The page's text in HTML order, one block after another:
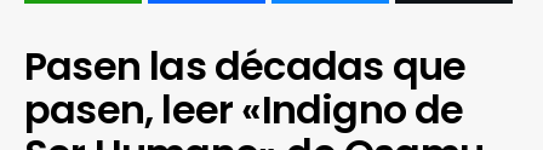
Pasen las décadas que
pasen, leer «Indigno de